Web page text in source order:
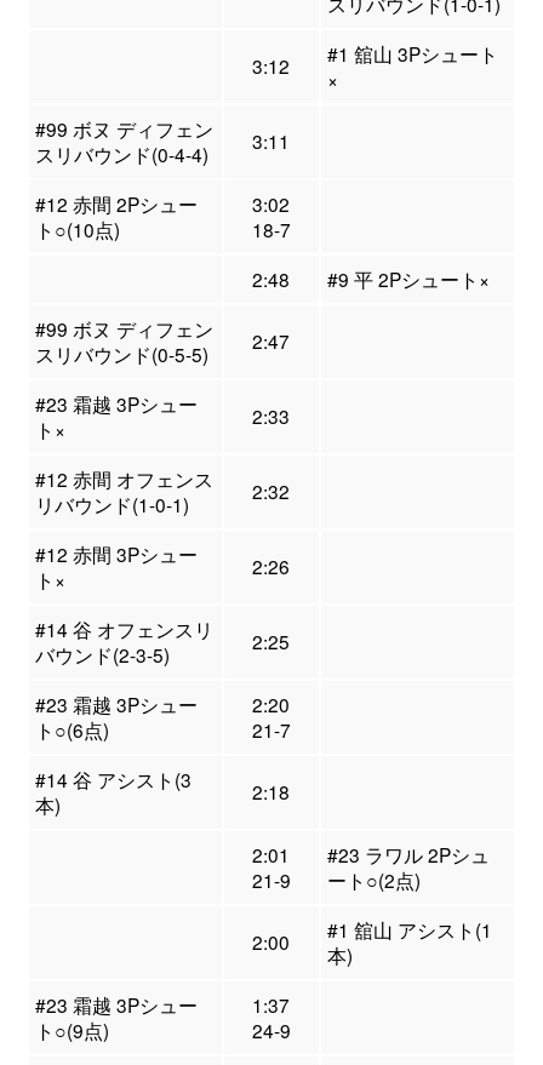
3:12
#1 舘山 3Pシュート
×
#99 ボヌ ディフェン
スリバウンド(0-4-4)
3:11
#12 赤間 2Pシュー
ト○(10点)
3:02
18-7
2:48
#9 平 2Pシュート×
#99 ボヌ ディフェン
スリバウンド(0-5-5)
2:47
#23 霜越 3Pシュー
ト×
2:33
#12 赤間 オフェンス
リバウンド(1-0-1)
2:32
#12 赤間 3Pシュー
ト×
2:26
#14 谷 オフェンスリ
バウンド(2-3-5)
2:25
#23 霜越 3Pシュー
ト○(6点)
2:20
21-7
#14 谷 アシスト(3
本)
2:18
2:01
21-9
#23 ラワル 2Pシュ
ート○(2点)
2:00
#1 舘山 アシスト(1
本)
#23 霜越 3Pシュー
ト○(9点)
1:37
24-9